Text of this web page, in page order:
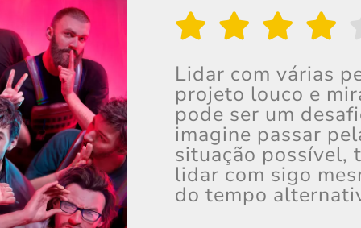
Lidar com várias
projeto louco e
pode ser um
imagine passar
situação possível,
lidar com sigo
do tempo